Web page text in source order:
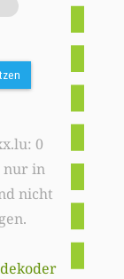
0
nur in
nicht
dekoder